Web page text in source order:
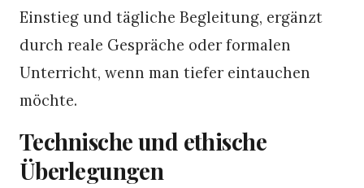
Einstieg und tägliche Begleitung, ergänzt
durch reale Gespräche oder formalen
Unterricht, wenn man tiefer eintauchen
möchte.
Technische und ethische
Überlegungen